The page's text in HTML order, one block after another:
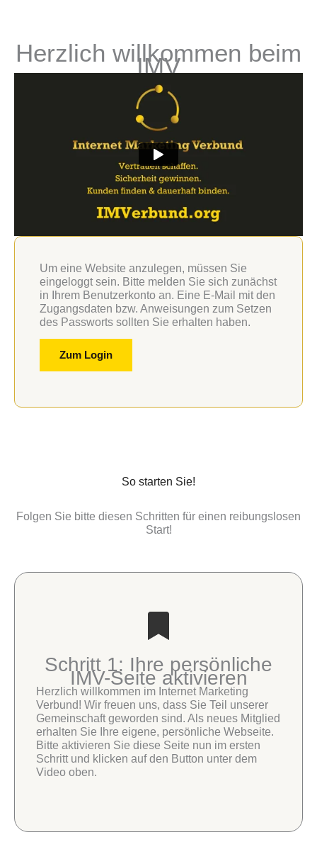
Herzlich willkommen beim
IMV
Um eine Website anzulegen, müssen Sie
eingeloggt sein. Bitte melden Sie sich zunächst
in Ihrem Benutzerkonto an. Eine E-Mail mit den
Zugangsdaten bzw. Anweisungen zum Setzen
des Passworts sollten Sie erhalten haben.
Zum Login
So starten Sie!
Folgen Sie bitte diesen Schritten für einen reibungslosen
Start!
Schritt 1: Ihre persönliche
IMV-Seite aktivieren
Herzlich willkommen im Internet Marketing
Verbund! Wir freuen uns, dass Sie Teil unserer
Gemeinschaft geworden sind. Als neues Mitglied
erhalten Sie Ihre eigene, persönliche Webseite.
Bitte aktivieren Sie diese Seite nun im ersten
Schritt und klicken auf den Button unter dem
Video oben.